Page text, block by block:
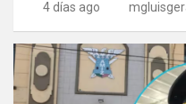
4 días ago